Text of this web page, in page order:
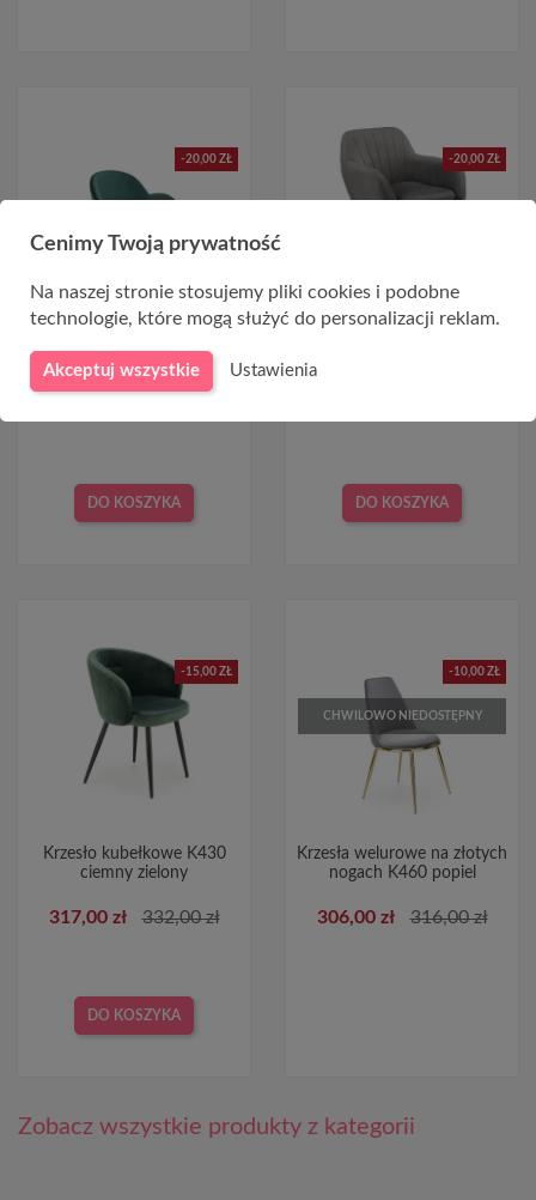
-20,00 ZŁ
DO KOSZYKA
-20,00 ZŁ
DO KOSZYKA
-15,00 ZŁ
Krzesło kubełkowe K430
ciemny zielony
317,00 zł 332,00 zł
DO KOSZYKA
-10,00 ZŁ
CHWILOWO NIEDOSTĘPNY
Krzesła welurowe na złotych
nogach K460 popiel
306,00 zł 316,00 zł
Zobacz wszystkie produkty z kategorii
Cenimy Twoją prywatność
Na naszej stronie stosujemy pliki cookies i podobne
technologie, które mogą służyć do personalizacji reklam.
Akceptuj wszystkie Ustawienia